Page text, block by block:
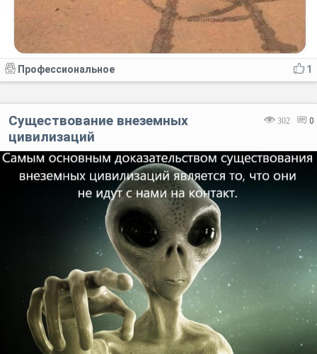
1
Профессиональное
302 0
Существование внеземных
цивилизаций